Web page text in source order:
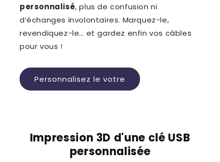
personnalisé, plus de confusion ni
d’échanges involontaires. Marquez-le,
revendiquez-le… et gardez enfin vos câbles
pour vous !
Personnalisez le votre
Impression 3D d'une clé USB
personnalisée